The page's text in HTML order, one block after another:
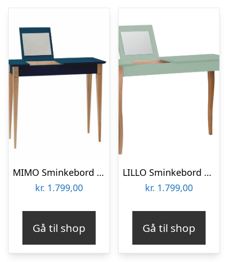
MIMO Sminkebord med spejl – 85x35cm Petrolblå
kr. 1.799,00
Gå til shop
LILLO Sminkebord med spejl 105x35cm Salviegrøn
kr. 1.799,00
Gå til shop